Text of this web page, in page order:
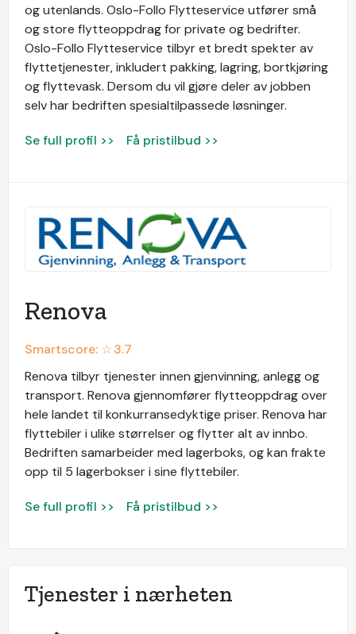
og utenlands. Oslo-Follo Flytteservice utfører små
og store flytteoppdrag for private og bedrifter.
Oslo-Follo Flytteservice tilbyr et bredt spekter av
flyttetjenester, inkludert pakking, lagring, bortkjøring
og flyttevask. Dersom du vil gjøre deler av jobben
selv har bedriften spesialtilpassede løsninger.
Se full profil >> Få pristilbud >>
Renova
Smartscore: ☆3.7
Renova tilbyr tjenester innen gjenvinning, anlegg og
transport. Renova gjennomfører flytteoppdrag over
hele landet til konkurransedyktige priser. Renova har
flyttebiler i ulike størrelser og flytter alt av innbo.
Bedriften samarbeider med lagerboks, og kan frakte
opp til 5 lagerbokser i sine flyttebiler.
Se full profil >> Få pristilbud >>
Tjenester i nærheten